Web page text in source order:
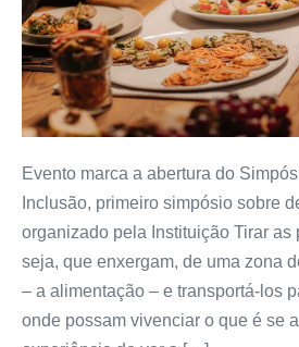
Evento marca a abertura do
Inclusão, primeiro simpósio sobre
organizado pela Instituição Tirar as
seja, que enxergam, de uma zona
– a alimentação – e transportá-los
onde possam vivenciar o que é se